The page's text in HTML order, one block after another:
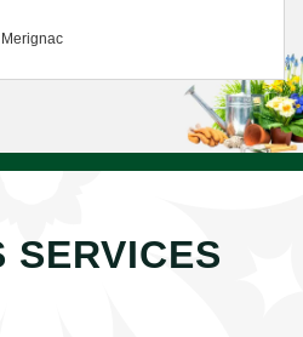
SERVICES